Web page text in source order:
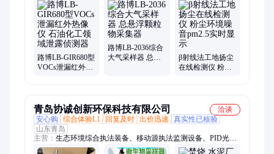
路博LB-GIR680型
VOCs泄漏红外热
路博LB-2036综合
大气采样器 总悬
β射线法工地扬尘
在线检测仪 粉尘
青岛协诚创新环保科技有限公司
洽谈
安心购
综合体验L1 回复及时 出价迅速
真实性已核验
山东青岛
主营： 生态环境综合执法装备、移动源执法监测设备、PID光离
子检测仪、单人防护装备、实验室分析仪器、氢火焰离子化检测